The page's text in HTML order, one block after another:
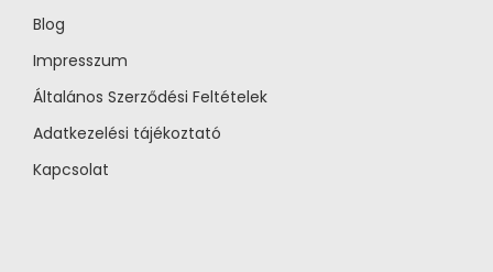
Blog
Impresszum
Általános Szerződési Feltételek
Adatkezelési tájékoztató
Kapcsolat